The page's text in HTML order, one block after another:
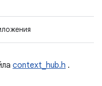
context_hub.h .